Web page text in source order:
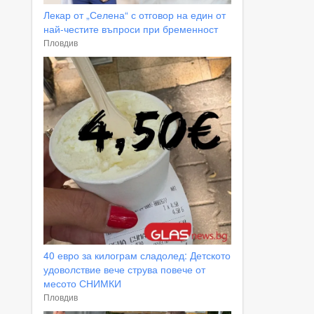
Лекар от „Селена“ с отговор на един от
най-честите въпроси при бременност
Пловдив
40 евро за килограм сладолед: Детското
удоволствие вече струва повече от
месото СНИМКИ
Пловдив